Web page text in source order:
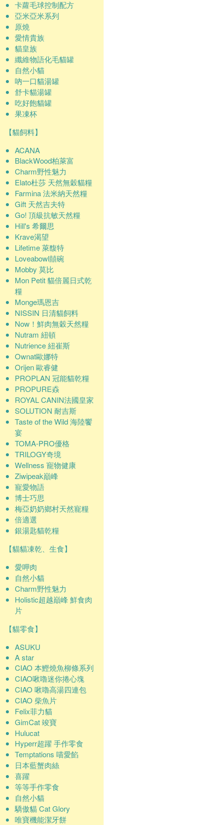
卡蘿毛球控制配方
亞米亞米系列
原燒
愛情貴族
貓皇族
纖維物語化毛貓罐
自然小貓
吶一口貓湯罐
舒卡貓湯罐
吃好飽貓罐
果凍杯
【貓飼料】
ACANA
BlackWood柏萊富
Charm野性魅力
Elato杜莎 天然無穀貓糧
Farmina 法米納天然糧
Gift 天然吉夫特
Go! 頂級抗敏天然糧
Hill's 希爾思
Krave渴望
Lifetime 萊馥特
Loveabowl囍碗
Mobby 莫比
Mon Petit 貓倍麗日式乾
糧
Monge瑪恩吉
NISSIN 日清貓飼料
Now！鮮肉無穀天然糧
Nutram 紐頓
Nutrience 紐崔斯
Ownat歐娜特
Orijen 歐睿健
PROPLAN 冠能貓乾糧
PROPURE猋
ROYAL CANIN法國皇家
SOLUTION 耐吉斯
Taste of the Wild 海陸饗
宴
TOMA-PRO優格
TRILOGY奇境
Wellness 寵物健康
Ziwipeak巔峰
寵愛物語
博士巧思
梅亞奶奶鄉村天然寵糧
倍適選
銀湯匙貓乾糧
【貓貓凍乾、生食】
愛呷肉
自然小貓
Charm野性魅力
Holistic超越巔峰 鮮食肉
片
【貓零食】
ASUKU
A star
CIAO 本鰹燒魚柳條系列
CIAO啾嚕迷你捲心塊
CIAO 啾嚕高湯四連包
CIAO 柴魚片
Felix菲力貓
GimCat 竣寶
Hulucat
Hyperr超躍 手作零食
Temptations 喵愛餡
日本藍蟹肉絲
喜躍
等等手作零食
自然小貓
驕傲貓 Cat Glory
唯寶機能潔牙餅